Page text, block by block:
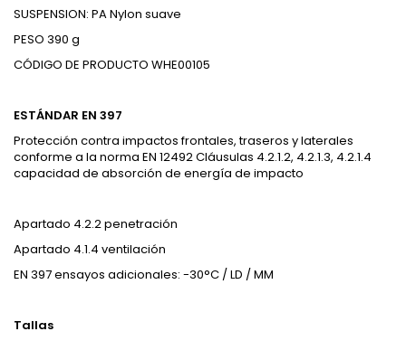
SUSPENSION: PA Nylon suave
PESO 390 g
CÓDIGO DE PRODUCTO WHE00105
ESTÁNDAR EN 397
Protección contra impactos frontales, traseros y laterales
conforme a la norma EN 12492 Cláusulas 4.2.1.2, 4.2.1.3, 4.2.1.4
capacidad de absorción de energía de impacto
Apartado 4.2.2 penetración
Apartado 4.1.4 ventilación
EN 397 ensayos adicionales: -30°C / LD / MM
Tallas